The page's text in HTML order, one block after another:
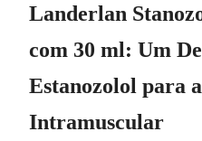
Landerlan
com 30 ml: Um
Estanozolol para
Intramuscular